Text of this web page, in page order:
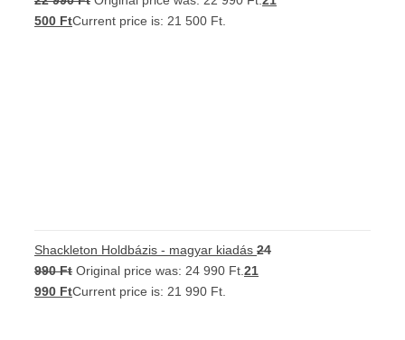
500 FtCurrent price is: 21 500 Ft.
Shackleton Holdbázis - magyar kiadás 24
990Ft Original price was: 24 990 Ft. 21
990 FtCurrent price is: 21 990 Ft.